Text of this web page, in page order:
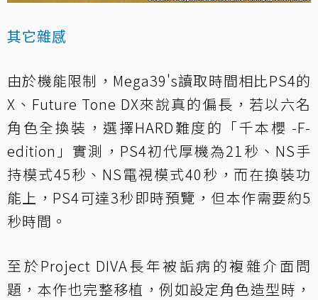
其它雜感
由於機能限制，Mega39's讀取時間相比PS4的
X、Future Tone DX來說真的偏長，若以六名
角色全換裝，選擇HARD難度的「千本櫻 -F-
edition」實測，PS4初代厚機為21秒、NS手
持模式45秒、NS電視模式40秒，而在換裝功
能上，PS4可達3秒即時預覽，但本作需要約5
秒時間。
至於Project DIVA長年被詬病的複雜介面問
題，本作也完整移植，例如設定角色造型時，